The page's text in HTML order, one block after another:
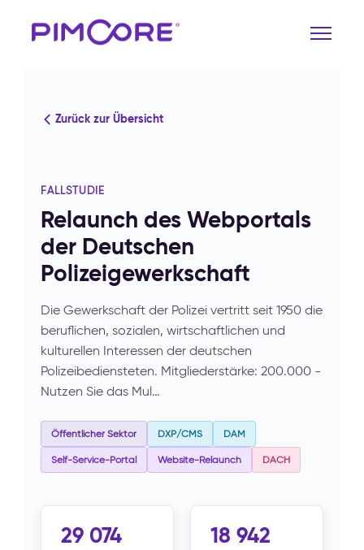
Zurück zur Übersicht
FALLSTUDIE
Relaunch des Webportals
der Deutschen
Polizeigewerkschaft
Die Gewerkschaft der Polizei vertritt seit 1950 die
beruflichen, sozialen, wirtschaftlichen und
kulturellen Interessen der deutschen
Polizeibediensteten. Mitgliederstärke: 200.000 -
Nutzen Sie das Mul…
Öffentlicher Sektor DXP/CMS DAM
Self-Service-Portal Website-Relaunch DACH
29 074 18 942